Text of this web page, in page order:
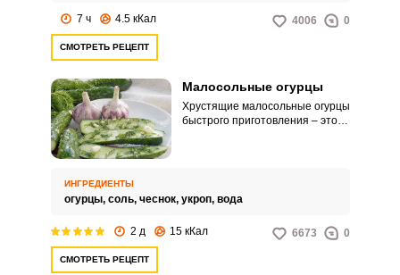
7 ч 4.5 кКал 4006 0
СМОТРЕТЬ РЕЦЕПТ
Малосольные огурцы
Хрустящие малосольные огурцы
быстрого приготовления – это
ИНГРЕДИЕНТЫ
огурцы, соль, чеснок, укроп, вода
2 д 15 кКал 6673 0
СМОТРЕТЬ РЕЦЕПТ